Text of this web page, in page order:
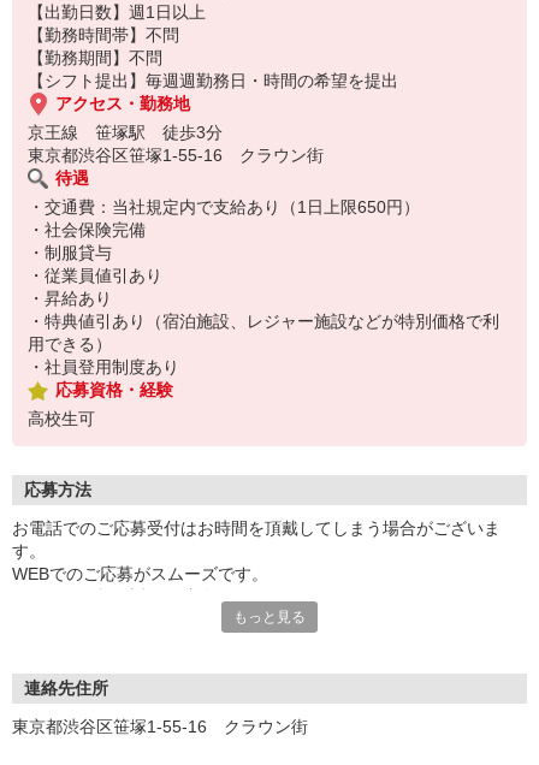
【出勤日数】週1日以上
【勤務時間帯】不問
【勤務期間】不問
【シフト提出】毎週週勤務日・時間の希望を提出
アクセス・勤務地
京王線 笹塚駅 徒歩3分
東京都渋谷区笹塚1-55-16 クラウン街
待遇
・交通費：当社規定内で支給あり（1日上限650円）
・社会保険完備
・制服貸与
・従業員値引あり
・昇給あり
・特典値引あり（宿泊施設、レジャー施設などが特別価格で利
用できる）
・社員登用制度あり
応募資格・経験
高校生可
応募方法
お電話でのご応募受付はお時間を頂戴してしまう場合がございま
す。
WEBでのご応募がスムーズです。
もっと見る
連絡先住所
東京都渋谷区笹塚1-55-16 クラウン街